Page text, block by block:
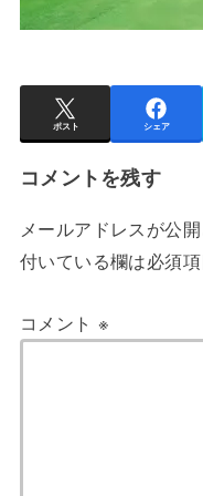
ポスト シェア
コメントを残す
メールアドレスが公
付いている欄は必須
コメント ※